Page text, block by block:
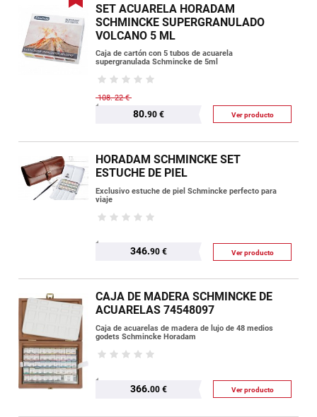
SET ACUARELA HORADAM
SCHMINCKE SUPERGRANULADO
VOLCANO 5 ML
Caja de cartón con 5 tubos de acuarela
supergranulada Schmincke de 5ml
108.22 €
80.90 € Ver producto
HORADAM SCHMINCKE SET
ESTUCHE DE PIEL
Exclusivo estuche de piel Schmincke perfecto para
viaje
346.90 € Ver producto
CAJA DE MADERA SCHMINCKE DE
ACUARELAS 74548097
Caja de acuarelas de madera de lujo de 48 medios
godets Schmincke Horadam
366.00 € Ver producto